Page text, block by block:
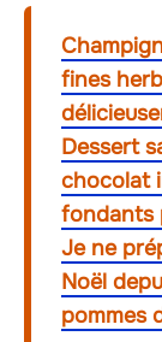
fines
Dessert
chocolat
fondants
Je ne
Noël
pommes